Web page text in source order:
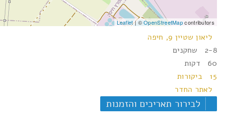
Leaflet| ©OpenStreetMapcontributors
ליאון שטיין 9, חיפה
2-8 שחקנים
60 דקות
15 ביקורות
לאתר החדר
לבירור תאריכים והזמנות